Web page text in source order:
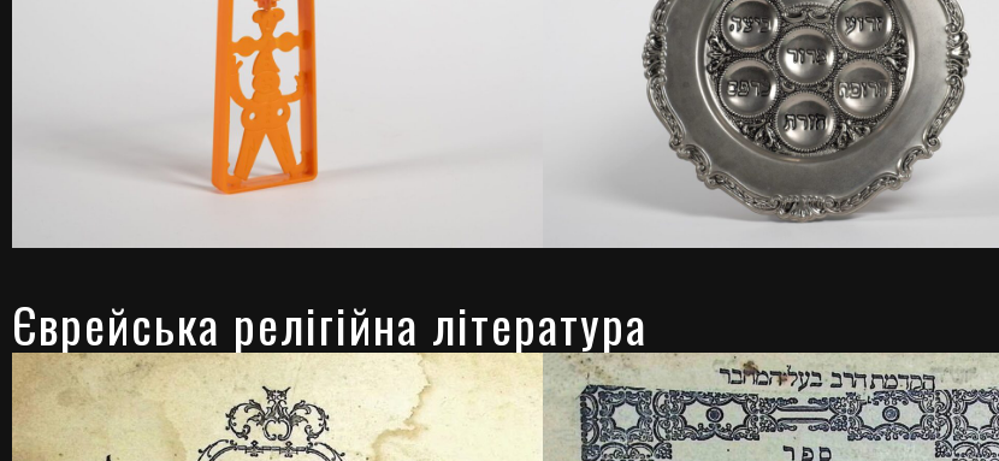
Єврейська релігійна література